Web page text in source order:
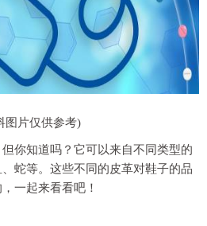
图片仅供参考)
你知道吗？它可以来自不同类型的
蛇等。这些不同的皮革对鞋子的品
一起来看看吧！